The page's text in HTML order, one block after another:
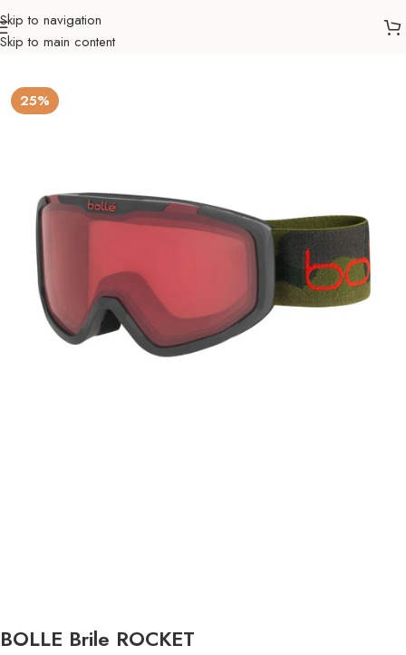
Skip to navigation
Skip to main content
Početna Sve za zimu
25%
BOLLE Brile ROCKET